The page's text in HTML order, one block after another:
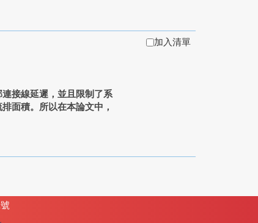
接線延遲，並且限制了系
面積。所以在本論文中，
加入清單